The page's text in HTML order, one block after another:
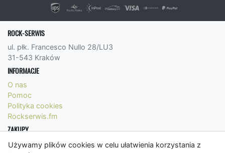
Używamy plików cookies w celu ułatwienia korzystania z
ROCK-SERWIS
ul. płk. Francesco Nullo 28/LU3
31-543 Kraków
INFORMACJE
O nas
Pomoc
Polityka cookies
Rockserwis.fm
ZAKUPY
Formy płatności